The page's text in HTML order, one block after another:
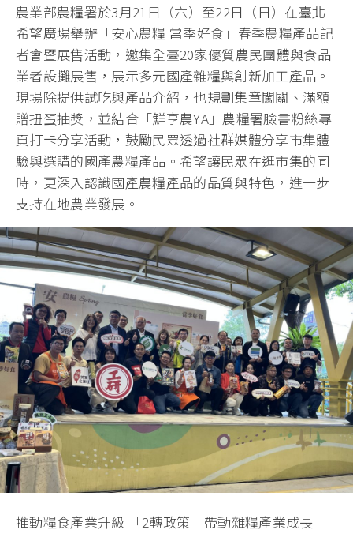
農業部農糧署於3月21日（六）至22日（日）在臺北
希望廣場舉辦「安心農糧 當季好食」春季農糧產品記
者會暨展售活動，邀集全臺20家優質農民團體與食品
業者設攤展售，展示多元國產雜糧與創新加工產品。
現場除提供試吃與產品介紹，也規劃集章闖關、滿額
贈扭蛋抽獎，並結合「鮮享農YA」農糧署臉書粉絲專
頁打卡分享活動，鼓勵民眾透過社群媒體分享市集體
驗與選購的國產農糧產品。希望讓民眾在逛市集的同
時，更深入認識國產農糧產品的品質與特色，進一步
支持在地農業發展。
推動糧食產業升級 「2轉政策」帶動雜糧產業成長